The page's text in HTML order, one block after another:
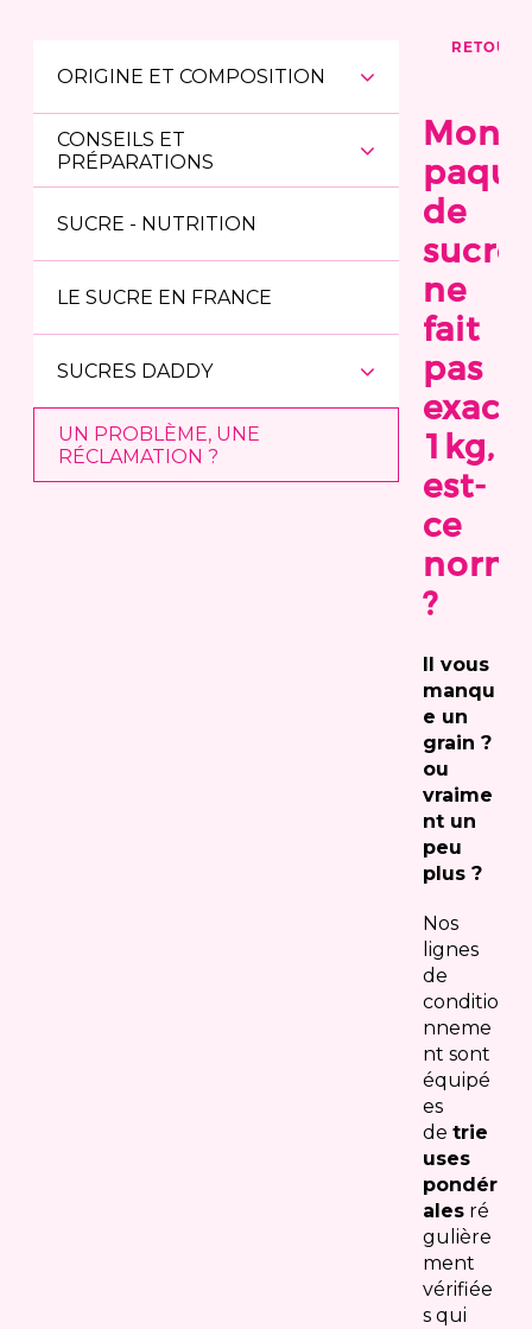
ORIGINE ET COMPOSITION
CONSEILS ET
PRÉPARATIONS
SUCRE - NUTRITION
LE SUCRE EN FRANCE
SUCRES DADDY
UN PROBLÈME, UNE
RÉCLAMATION ?
RETOUR
Mon
de
sucre
ne
fait
pas
1kg,
est-
ce
?
Il vous
manqu
e un
grain ?
ou
vraime
nt un
peu
plus ?
Nos
lignes
de
conditio
nneme
nt sont
équipé
es
de trie
uses
pondér
ales ré
gulière
ment
vérifiée
s qui